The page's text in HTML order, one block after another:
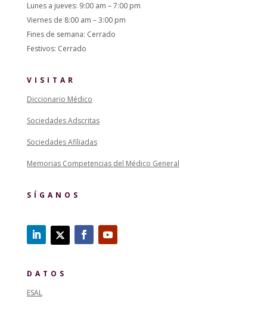
Lunes a jueves: 9:00 am – 7:00 pm
Viernes de 8:00 am – 3:00 pm
Fines de semana: Cerrado
Festivos: Cerrado
VISITAR
Diccionario Médico
Sociedades Adscritas
Sociedades Afiliadas
Memorias Competencias del Médico General
SÍGANOS
DATOS
ESAL